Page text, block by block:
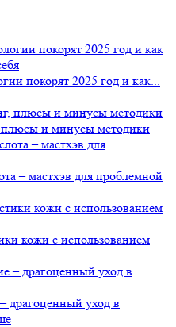
покорят 2025 год и как...
плюсы и минусы методики
– мастхэв для проблемной
кожи с использованием
драгоценный уход в